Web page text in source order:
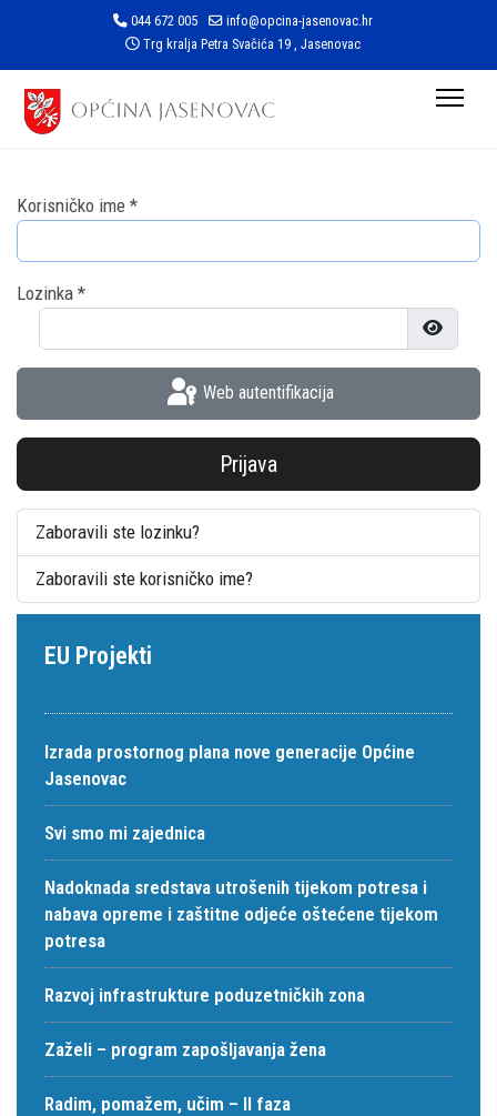
044 672 005
info@opcina-jasenovac.hr
Trg kralja Petra Svačića 19 , Jasenovac
Korisničko ime *
Lozinka *
Prikaži
Web autentifikacija
Prijava
Zaboravili ste lozinku?
Zaboravili ste korisničko ime?
EU Projekti
Izrada prostornog plana nove generacije Općine
Jasenovac
Svi smo mi zajednica
Nadoknada sredstava utrošenih tijekom potresa i
nabava opreme i zaštitne odjeće oštećene tijekom
potresa
Razvoj infrastrukture poduzetničkih zona
Zaželi – program zapošljavanja žena
Radim, pomažem, učim – II faza